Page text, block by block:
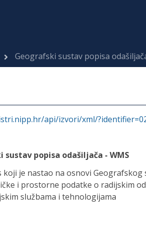
Geografski sustav popisa
api/izvori/xml/
sustav popisa odašiljača - WMS
koji je nastao na osnovi
i prostorne podatke o radijskim
službama i tehnologijama